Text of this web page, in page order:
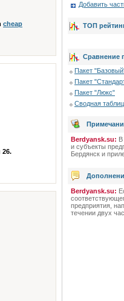
cheap
26.
Добавить
ТОП
Сравнение
Пакет
Пакет
Пакет "Люкс"
Сводная
Berdyansk.su: В
и субъекты
Бердянск и
Berdyansk.su:
предприятия,
течении двух